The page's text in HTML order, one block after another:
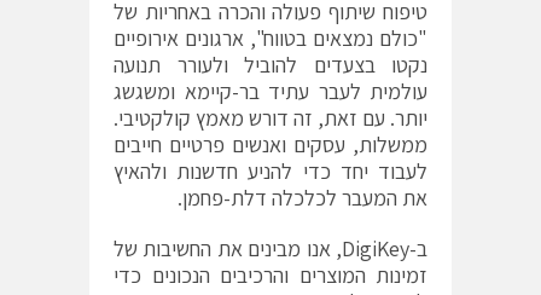
טיפוח שיתוף פעולה והכרה באחריות של
"כולם נמצאים בטווח", ארגונים אירופיים
נקטו בצעדים להוביל ולעורר תנועה
עולמית לעבר עתיד בר-קיימא ומשגשג
יותר. עם זאת, זה דורש מאמץ קולקטיבי.
ממשלות, עסקים ואנשים פרטיים חייבים
לעבוד יחד כדי להניע חדשנות ולהאיץ
את המעבר לכלכלה דלת-פחמן.
ב-DigiKey, אנו מבינים את החשיבות של
זמינות המוצרים והרכיבים הנכונים כדי